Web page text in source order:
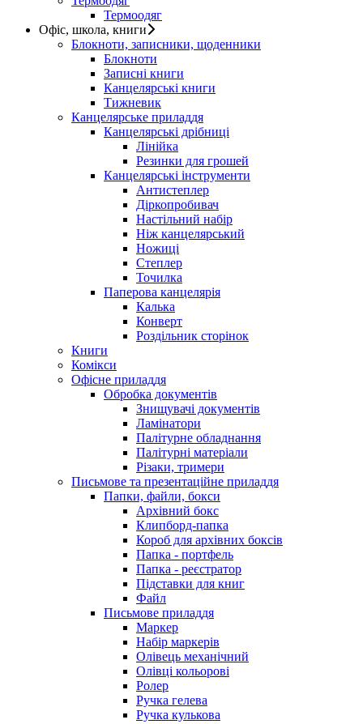
Термоодяг
Офіс, школа, книги
Блокноти, записники, щоденники
Блокноти
Записні книги
Канцелярські книги
Тижневик
Канцелярське приладдя
Канцелярські дрібниці
Лінійка
Резинки для грошей
Канцелярські інструменти
Антистеплер
Діркопробивач
Настільний набір
Ніж канцелярський
Ножиці
Степлер
Точилка
Паперова канцелярія
Калька
Конверт
Роздільник сторінок
Книги
Комікси
Офісне приладдя
Обробка документів
Знищувачі документів
Ламінатори
Палітурне обладнання
Палітурні матеріали
Різаки, тримери
Письмове та презентаційне приладдя
Папки, файли, бокси
Архівний бокс
Клипборд-папка
Короб для архівних боксів
Папка - портфель
Папка - реєстратор
Підставки для книг
Файл
Письмове приладдя
Маркер
Набір маркерів
Олівець механічний
Олівці кольорові
Ролер
Ручка гелева
Ручка кулькова